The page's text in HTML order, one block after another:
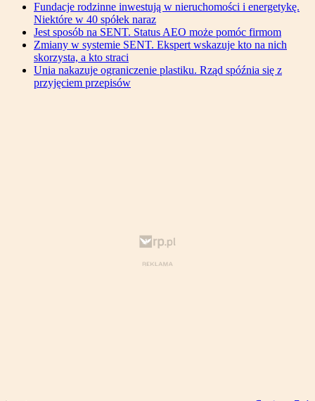
Fundacje rodzinne inwestują w nieruchomości i energetykę.
Niektóre w 40 spółek naraz
Jest sposób na SENT. Status AEO może pomóc firmom
Zmiany w systemie SENT. Ekspert wskazuje kto na nich
skorzysta, a kto straci
Unia nakazuje ograniczenie plastiku. Rząd spóźnia się z
przyjęciem przepisów